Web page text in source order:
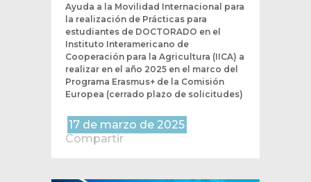
Ayuda a la Movilidad Internacional para
la realización de Prácticas para
estudiantes de DOCTORADO en el
Instituto Interamericano de
Cooperación para la Agricultura (IICA) a
realizar en el año 2025 en el marco del
Programa Erasmus+ de la Comisión
Europea (cerrado plazo de solicitudes)
17 de marzo de 2025
Compartir